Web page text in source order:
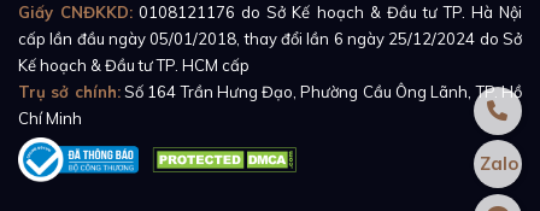
Giấy CNĐKKD: 0108121176 do Sở Kế hoạch & Đầu tư TP. Hà Nội
cấp lần đầu ngày 05/01/2018, thay đổi lần 6 ngày 25/12/2024 do Sở
Kế hoạch & Đầu tư TP. HCM cấp
Trụ sở chính:Số 164 Trần Hưng Đạo, Phường Cầu Ông Lãnh, TP. Hồ
Chí Minh
Zalo